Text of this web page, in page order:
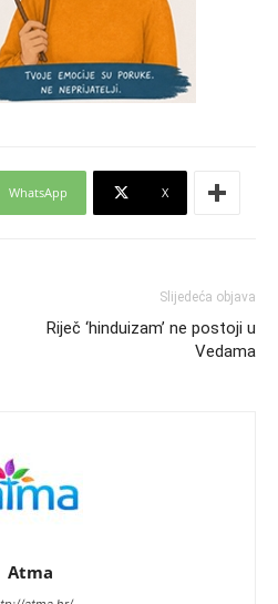
WhatsApp X
Slijedeća objava
Riječ ‘hinduizam’ ne postoji u
Vedama
Atma